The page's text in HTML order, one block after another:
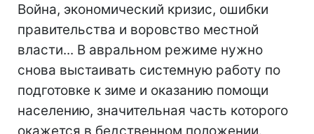
Война, экономический кризис, ошибки
правительства и воровство местной
власти... В авральном режиме нужно
снова выстаивать системную работу по
подготовке к зиме и оказанию помощи
населению, значительная часть которого
окажется в бедственном положении.